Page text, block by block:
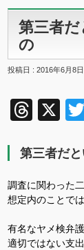
第三者
の
投稿日 : 2016年6月8
X
第三者だ
調査に関わった
想定内のことで
有名なヤメ検弁
適切ではない支